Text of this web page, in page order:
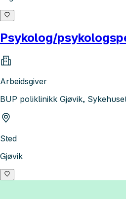
Psykolog/
Arbeidsgiver
BUP poliklinikk Gjøvik,
Sted
Gjøvik